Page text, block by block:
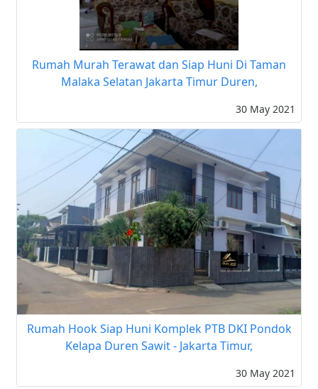
Rumah Murah Terawat dan Siap Huni Di Taman
Malaka Selatan Jakarta Timur Duren,
30 May 2021
Rumah Hook Siap Huni Komplek PTB DKI Pondok
Kelapa Duren Sawit - Jakarta Timur,
30 May 2021